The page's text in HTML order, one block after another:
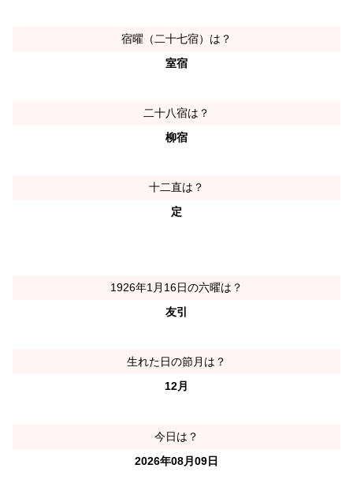
宿曜（二十七宿）は？
室宿
二十八宿は？
柳宿
十二直は？
定
1926年1月16日の六曜は？
友引
生れた日の節月は？
12月
今日は？
2026年08月09日